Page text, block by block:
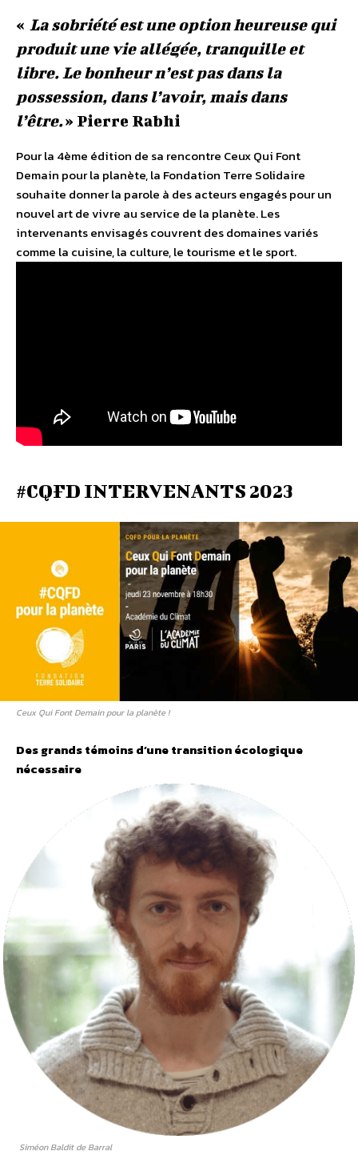
« La sobriété est une option heureuse qui
produit une vie allégée, tranquille et
libre. Le bonheur n’est pas dans la
possession, dans l’avoir, mais dans
l’être.» Pierre Rabhi
Pour la 4ème édition de sa rencontre Ceux Qui Font
Demain pour la planète, la Fondation Terre Solidaire
souhaite donner la parole à des acteurs engagés pour un
nouvel art de vivre au service de la planète. Les
intervenants envisagés couvrent des domaines variés
comme la cuisine, la culture, le tourisme et le sport.
#CQFD INTERVENANTS 2023
Ceux Qui Font Demain pour la planète !
Des grands témoins d’une transition écologique
nécessaire
Siméon Baldit de Barral